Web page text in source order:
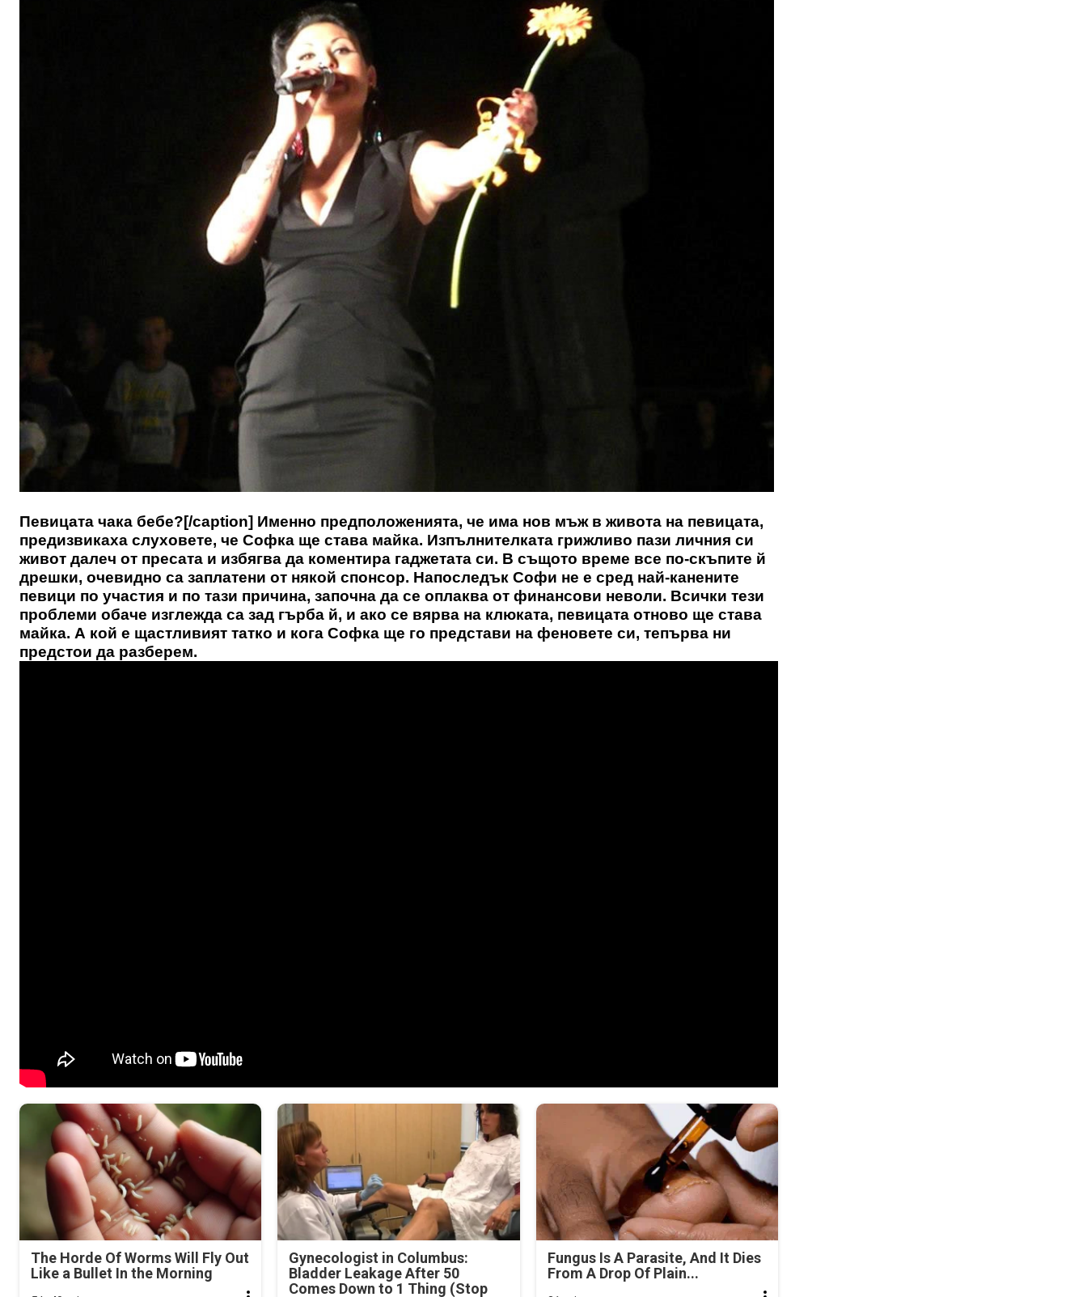
Певицата чака бебе?[/caption] Именно предположенията, че има нов мъж в живота на певицата,
предизвикаха слуховете, че Софка ще става майка. Изпълнителката грижливо пази личния си
живот далеч от пресата и избягва да коментира гаджетата си. В същото време все по-скъпите й
дрешки, очевидно са заплатени от някой спонсор. Напоследък Софи не е сред най-канените
певици по участия и по тази причина, започна да се оплаква от финансови неволи. Всички тези
проблеми обаче изглежда са зад гърба й, и ако се вярва на клюката, певицата отново ще става
майка. А кой е щастливият татко и кога Софка ще го представи на феновете си, тепърва ни
предстои да разберем.
The Horde Of Worms Will Fly Out
Like a Bullet In the Morning
Gynecologist in Columbus:
Bladder Leakage After 50
Comes Down to 1 Thing (Stop
Fungus Is A Parasite, And It Dies
From A Drop Of Plain...